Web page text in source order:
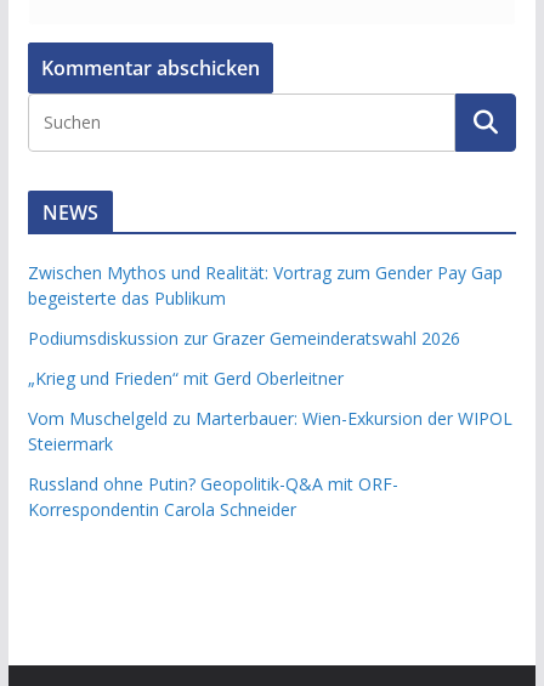
NEWS
Zwischen Mythos und Realität: Vortrag zum Gender Pay Gap
begeisterte das Publikum
Podiumsdiskussion zur Grazer Gemeinderatswahl 2026
„Krieg und Frieden“ mit Gerd Oberleitner
Vom Muschelgeld zu Marterbauer: Wien-Exkursion der WIPOL
Steiermark
Russland ohne Putin? Geopolitik-Q&A mit ORF-
Korrespondentin Carola Schneider